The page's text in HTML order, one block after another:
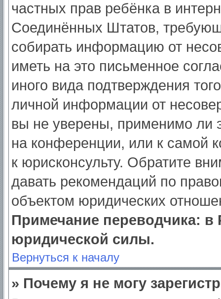
частных прав ребёнка в
Соединённых Штатов,
собирать информацию от
иметь на это письменное
иного вида подтверждения
личной информации от
вы не уверены, применимо ли
на конференции, или к самой
к юрисконсульту. Обратите
давать рекомендаций по
объектом юридических
Примечание переводчика: в
юридической силы.
Вернуться к началу
» Почему я не могу